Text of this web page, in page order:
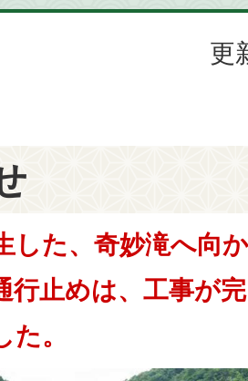
更
した、奇妙滝へ向
行止めは、工事が
。